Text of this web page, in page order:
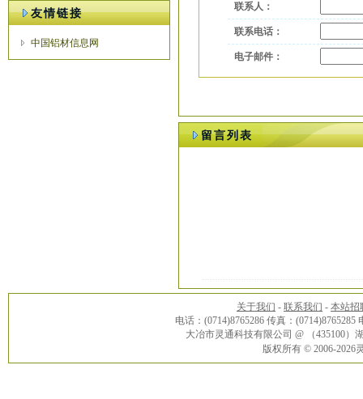
友情链接
中国铝材信息网
联系人：
联系电话：
电子邮件：
留言列表
关于我们 - 联系我们 - 本站招
电话：(0714)8765286 传真：(0714)8765285
大冶市灵通科技有限公司 @ （435100
版权所有 © 2006-2026